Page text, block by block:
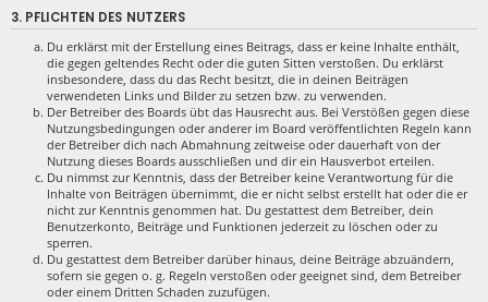
3. PFLICHTEN DES NUTZERS
Du erklärst mit der Erstellung eines Beitrags, dass er keine Inhalte enthält,
die gegen geltendes Recht oder die guten Sitten verstoßen. Du erklärst
insbesondere, dass du das Recht besitzt, die in deinen Beiträgen
verwendeten Links und Bilder zu setzen bzw. zu verwenden.
Der Betreiber des Boards übt das Hausrecht aus. Bei Verstößen gegen diese
Nutzungsbedingungen oder anderer im Board veröffentlichten Regeln kann
der Betreiber dich nach Abmahnung zeitweise oder dauerhaft von der
Nutzung dieses Boards ausschließen und dir ein Hausverbot erteilen.
Du nimmst zur Kenntnis, dass der Betreiber keine Verantwortung für die
Inhalte von Beiträgen übernimmt, die er nicht selbst erstellt hat oder die er
nicht zur Kenntnis genommen hat. Du gestattest dem Betreiber, dein
Benutzerkonto, Beiträge und Funktionen jederzeit zu löschen oder zu
sperren.
Du gestattest dem Betreiber darüber hinaus, deine Beiträge abzuändern,
sofern sie gegen o. g. Regeln verstoßen oder geeignet sind, dem Betreiber
oder einem Dritten Schaden zuzufügen.